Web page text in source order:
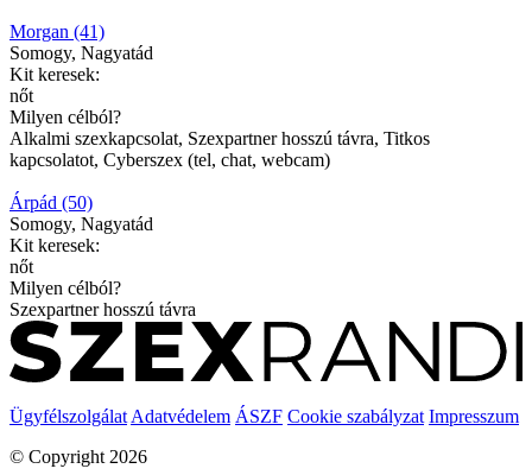
Morgan (41)
Somogy, Nagyatád
Kit keresek:
nőt
Milyen célból?
Alkalmi szexkapcsolat, Szexpartner hosszú távra, Titkos
kapcsolatot, Cyberszex (tel, chat, webcam)
Árpád (50)
Somogy, Nagyatád
Kit keresek:
nőt
Milyen célból?
Szexpartner hosszú távra
Ügyfélszolgálat Adatvédelem ÁSZF Cookie szabályzat Impresszum
© Copyright 2026